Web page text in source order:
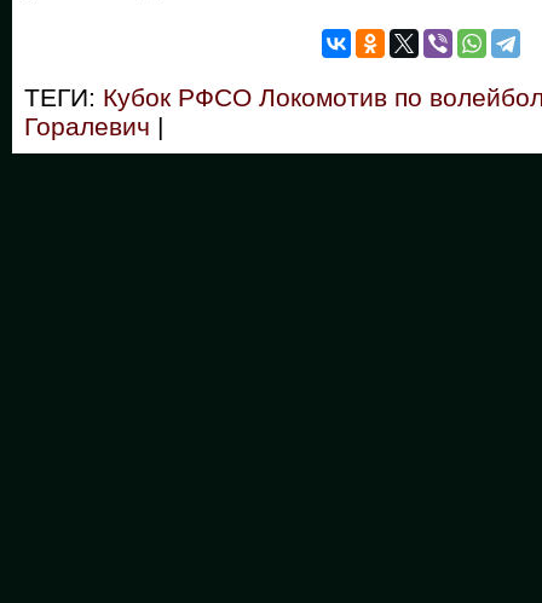
ТЕГИ: Кубок РФСО Локомотив по
Горалевич |